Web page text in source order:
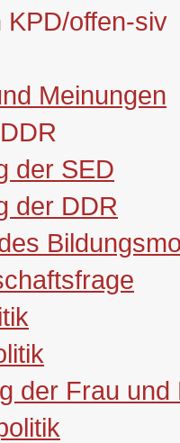
KPD/offen-siv
Meinungen
der SED
der DDR
der Frau und